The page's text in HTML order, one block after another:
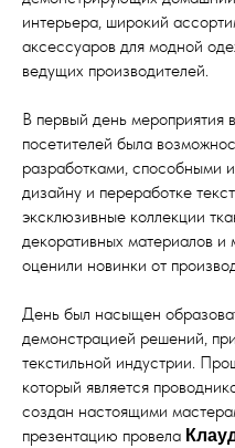
интерьера, широкий
аксессуаров для модной
ведущих производителей.
В первый день мероприятия
посетителей была
разработками, способными
дизайну и переработке
эксклюзивные коллекции
декоративных материалов
оценили новинки от
День был насыщен
демонстрацией решений,
текстильной индустрии.
который является
создан настоящими
презентацию провела